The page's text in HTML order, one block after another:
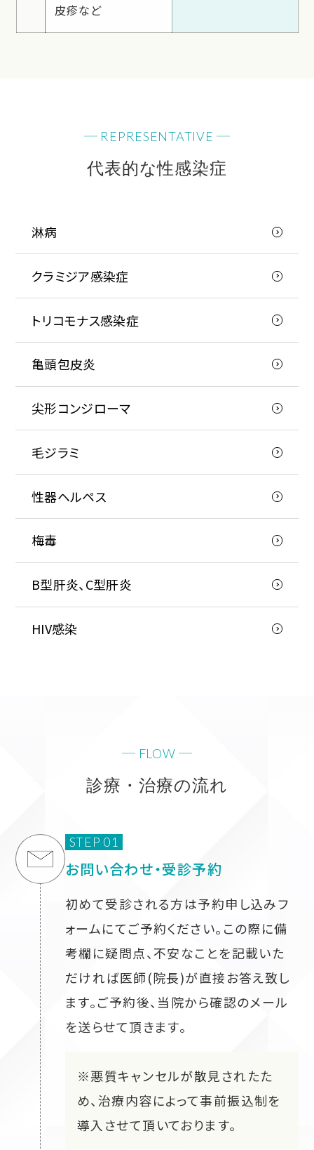
皮疹など
REPRESENTATIVE
代表的な性感染症
淋病
クラミジア感染症
トリコモナス感染症
亀頭包皮炎
尖形コンジローマ
毛ジラミ
性器ヘルペス
梅毒
B型肝炎、C型肝炎
HIV感染
FLOW
診療・治療の流れ
STEP 01
お問い合わせ・受診予約
初めて受診される方は予約申し込みフ
ォームにてご予約ください。この際に備
考欄に疑問点、不安なことを記載いた
だければ医師(院長)が直接お答え致し
ます。ご予約後、当院から確認のメール
を送らせて頂きます。
※悪質キャンセルが散見されたた
め、治療内容によって事前振込制を
導入させて頂いております。